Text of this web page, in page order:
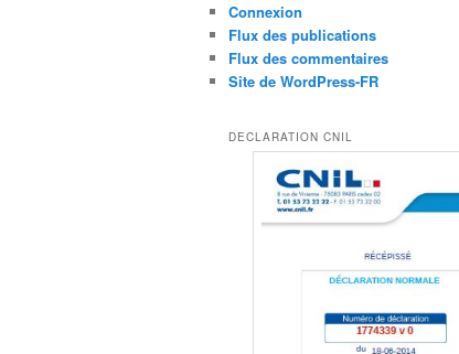
Connexion
Flux des publications
Flux des commentaires
Site de WordPress-FR
DECLARATION CNIL